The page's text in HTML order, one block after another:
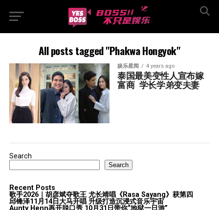
All posts tagged "Phakwa Hongyok"
娱乐星闻 4 years ago
泰国最美变性人宣布嫁
富商  学长学弟变夫妻
Search
Search
Recent Posts
歌手2026｜胡彦斌夺歌王 尤长靖唱《Rasa Sayang》获第四
邱锋泽11月14日大马开唱 升级打造沉浸式音乐宇宙